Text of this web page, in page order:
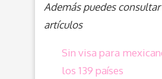
Además puedes
artículos
Sin visa para
los 139 países